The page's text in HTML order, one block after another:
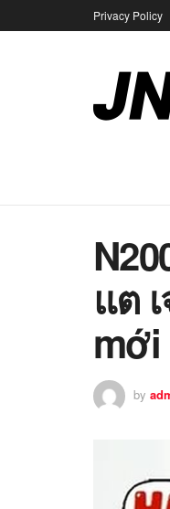
Privacy Policy
แต
mới
by